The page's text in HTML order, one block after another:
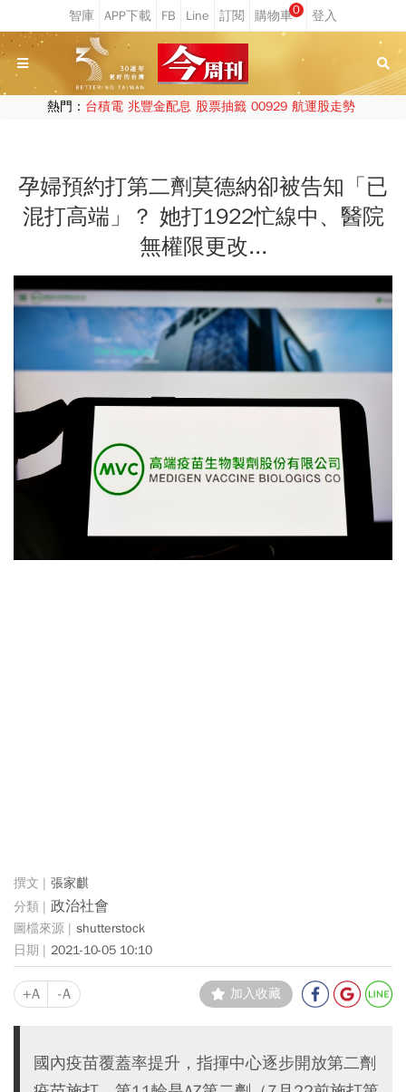
0
熱門： 台積電 兆豐金配息 股票抽籤 00929 航運股走勢
孕婦預約打第二劑莫德納卻被告知「已
混打高端」？ 她打1922忙線中、醫院
無權限更改...
張家麒
政治社會
shutterstock
2021-10-05 10:10
+A -A 加入收藏
國內疫苗覆蓋率提升，指揮中心逐步開放第二劑